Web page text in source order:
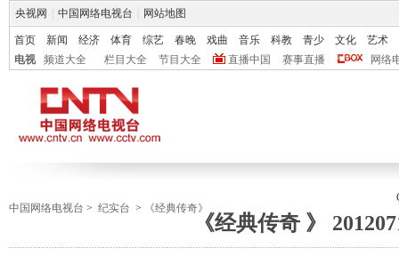
央视网 中国网络电视台 网站地图
首页 新闻 经济 体育 综艺 春晚 戏曲 音乐 科教 青少 文化
艺术
电视
频道大全 栏目大全 节目大全 直播中国 赛事直播 网络
中国网络电视台 > 纪实台 > 《经典传奇》
《经典传奇 》